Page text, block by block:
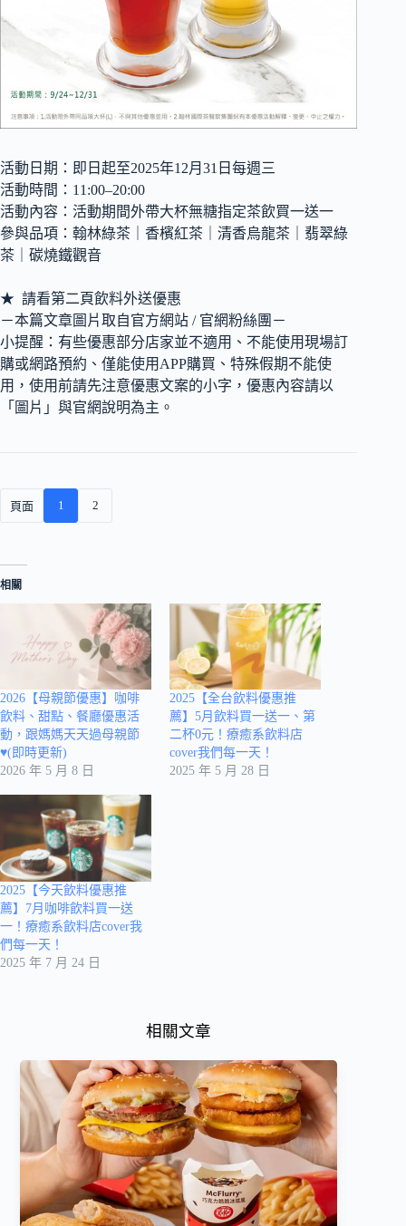
活動日期：即日起至2025年12月31日每週三
活動時間：11:00–20:00
活動內容：活動期間外帶大杯無糖指定茶飲買一送一
參與品項：翰林綠茶｜香檳紅茶｜清香烏龍茶｜翡翠綠
茶｜碳燒鐵觀音
★ 請看第二頁飲料外送優惠
－本篇文章圖片取自官方網站 / 官網粉絲團－
小提醒：有些優惠部分店家並不適用、不能使用現場訂
購或網路預約、僅能使用APP購買、特殊假期不能使
用，使用前請先注意優惠文案的小字，優惠內容請以
「圖片」與官網說明為主。
頁面 1 2
相關
2026【母親節優惠】咖啡
飲料、甜點、餐廳優惠活
動，跟媽媽天天過母親節
♥(即時更新)
2026 年 5 月 8 日
2025【全台飲料優惠推
薦】5月飲料買一送一、第
二杯0元！療癒系飲料店
cover我們每一天！
2025 年 5 月 28 日
2025【今天飲料優惠推
薦】7月咖啡飲料買一送
一！療癒系飲料店cover我
們每一天！
2025 年 7 月 24 日
相關文章